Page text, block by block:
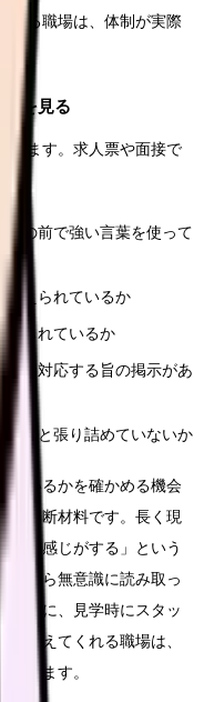
きる職場は、体制が実際
す。
を見る
します。求人票や面接で
員の前で強い言葉を使って
答えられているか
けられているか
と対応する旨の掲示があ
リと張り詰めていないか
ているかを確かめる機会
な判断材料です。長く現
嫌な感じがする」という
情から無意識に読み取っ
。逆に、見学時にスタッ
答えてくれる職場は、
られます。